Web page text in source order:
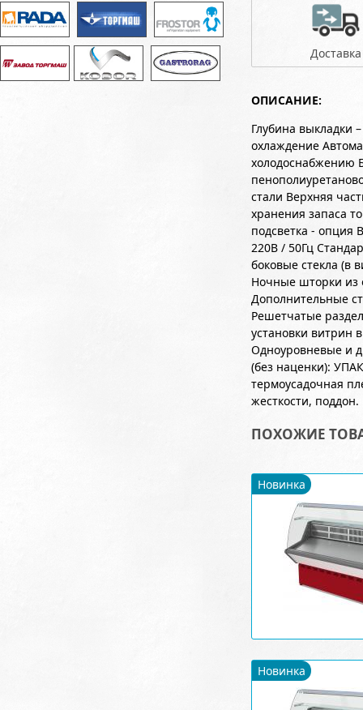
Доставка
ОПИСАНИЕ:
Глубина выкладки
охлаждение
холодоснабжению
стали Верхняя
хранения запаса
подсветка - опция
220В / 50Гц
боковые стекла (в
Ночные шторки из
Дополнительные
Решетчатые
установки витрин
Одноуровневые и
(без наценки):
термоусадочная
жесткости,
ПОХОЖИЕ
Новинка
Новинка